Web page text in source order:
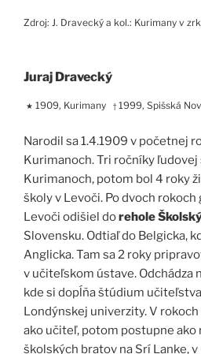
Zdroj: J. Dravecký a kol.: Kurimany v
Juraj Dravecký
★ 1909, Kurimany †1999, Spišská
Narodil sa 1.4.1909 v početnej
Kurimanoch. Tri ročníky
Kurimanoch, potom bol 4 roky
školy v Levoči. Po dvoch
Levoči odišiel dorehole
Slovensku. Odtiaľ do Belgicka,
Anglicka. Tam sa 2 roky
v učiteľskom ústave. Odchádza
kde si dopĺňa štúdium
Londýnskej univerzity. V
ako učiteľ, potom postupne
školských bratov na Srí Lanke,